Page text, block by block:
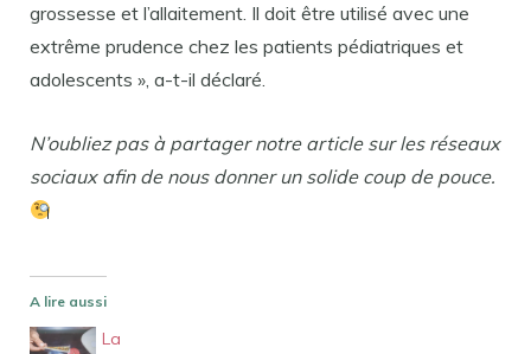
grossesse et l’allaitement. Il doit être utilisé avec une
extrême prudence chez les patients pédiatriques et
adolescents », a-t-il déclaré.
N’oubliez pas à partager notre article sur les réseaux
sociaux afin de nous donner un solide coup de pouce.
A lire aussi
La